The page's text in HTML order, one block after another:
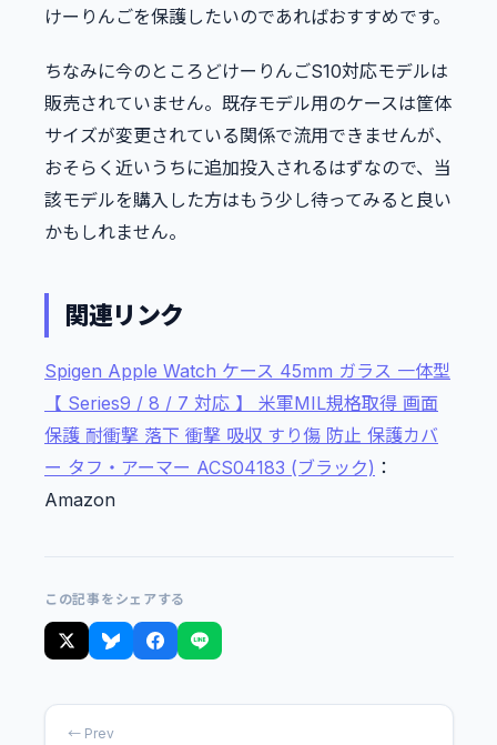
けーりんごを保護したいのであればおすすめです。
ちなみに今のところどけーりんごS10対応モデルは
販売されていません。既存モデル用のケースは筐体
サイズが変更されている関係で流用できませんが、
おそらく近いうちに追加投入されるはずなので、当
該モデルを購入した方はもう少し待ってみると良い
かもしれません。
関連リンク
Spigen Apple Watch ケース 45mm ガラス 一体型
【 Series9 / 8 / 7 対応 】 米軍MIL規格取得 画面
保護 耐衝撃 落下 衝撃 吸収 すり傷 防止 保護カバ
ー タフ・アーマー ACS04183 (ブラック) ：
Amazon
この記事をシェアする
← Prev